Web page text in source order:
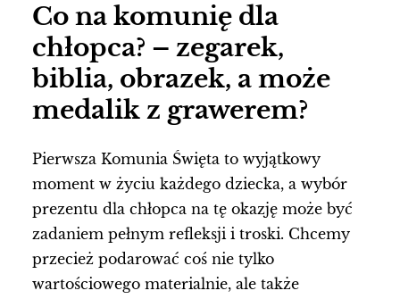
Co na komunię dla
chłopca? – zegarek,
biblia, obrazek, a może
medalik z grawerem?
Pierwsza Komunia Święta to wyjątkowy
moment w życiu każdego dziecka, a wybór
prezentu dla chłopca na tę okazję może być
zadaniem pełnym refleksji i troski. Chcemy
przecież podarować coś nie tylko
wartościowego materialnie, ale także